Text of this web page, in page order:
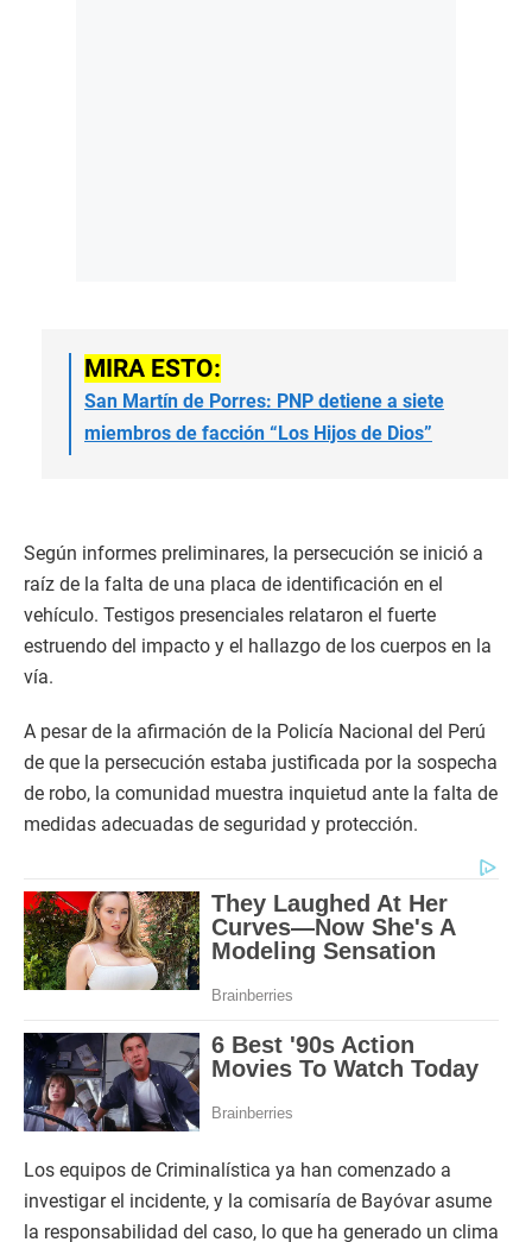
MIRA ESTO:
San Martín de Porres: PNP detiene a siete
miembros de facción “Los Hijos de Dios”
Según informes preliminares, la persecución se inició a
raíz de la falta de una placa de identificación en el
vehículo. Testigos presenciales relataron el fuerte
estruendo del impacto y el hallazgo de los cuerpos en la
vía.
A pesar de la afirmación de la Policía Nacional del Perú
de que la persecución estaba justificada por la sospecha
de robo, la comunidad muestra inquietud ante la falta de
medidas adecuadas de seguridad y protección.
Los equipos de Criminalística ya han comenzado a
investigar el incidente, y la comisaría de Bayóvar asume
la responsabilidad del caso, lo que ha generado un clima